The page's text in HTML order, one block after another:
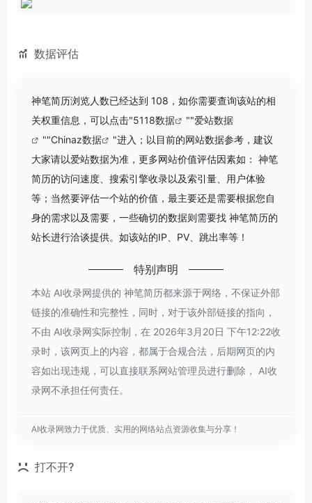
数据评估
神笔简历浏览人数已经达到 108，如你需要查询该站的相
关权重信息，可以点击"5118数据 ""爱站数据
""Chinaz数据
"进入；以目前的网站数据参考，建议
大家请以爱站数据为准，更多网站价值评估因素如： 神笔
简历的访问速度、搜索引擎收录以及索引量、用户体验
等；当然要评估一个站的价值，最主要还是需要根据您自
身的需求以及需要，一些确切的数据则需要找 神笔简历的
站长进行洽谈提供。如该站的IP、PV、跳出率等！
特别声明
本站 AI收录网提供的 神笔简历都来源于网络，不保证外部
链接的准确性和完整性，同时，对于该外部链接的指向，
不由 AI收录网实际控制，在 2026年3月20日 下午12:22收
录时，该网页上的内容，都属于合规合法，后期网页的内
容如出现违规，可以直接联系网站管理员进行删除， AI收
录网不承担任何责任。
AI收录网致力于优质、实用的网络站点资源收集与分享！
打不开?